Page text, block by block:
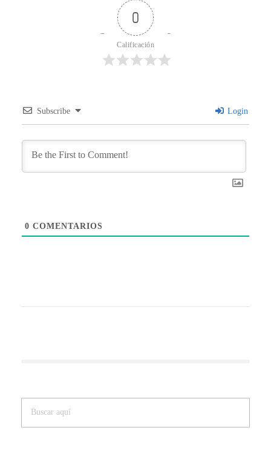
0
Calificación
Subscribe Login
0 COMENTARIOS